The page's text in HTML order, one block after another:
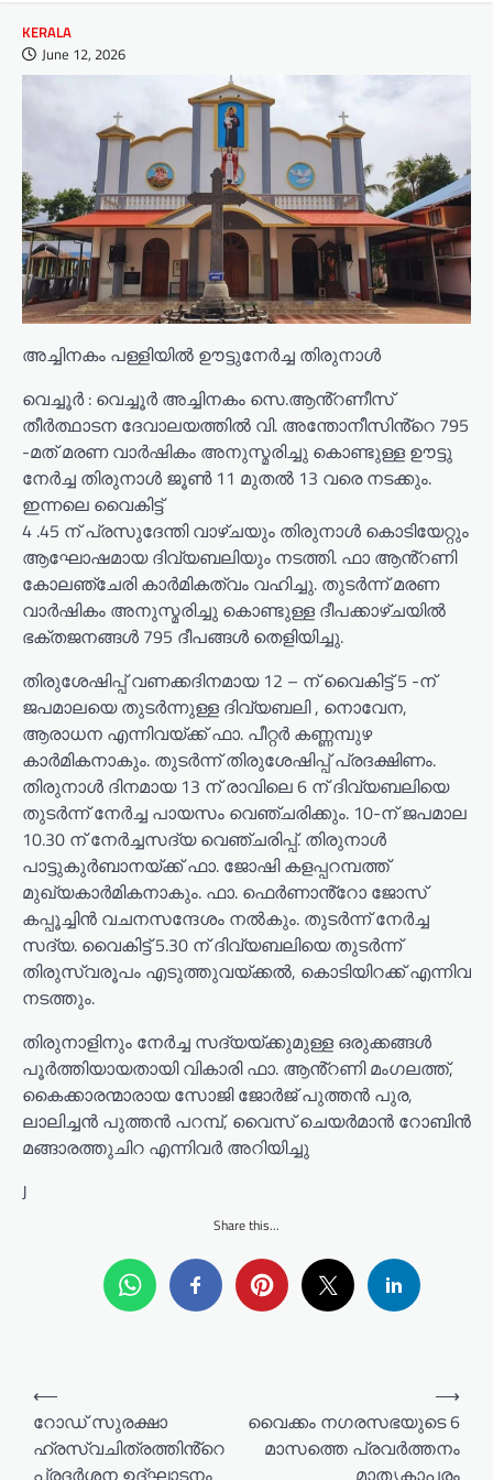
KERALA
June 12, 2026
അച്ചിനകം പള്ളിയിൽ ഊട്ടുനേർച്ച തിരുനാൾ
വെച്ചൂർ : വെച്ചൂർ അച്ചിനകം സെ.ആൻ്റണീസ്
തീർത്ഥാടന ദേവാലയത്തിൽ വി. അന്തോനീസിൻ്റെ 795
-മത് മരണ വാർഷികം അനുസ്മരിച്ചു കൊണ്ടുള്ള ഊട്ടു
നേർച്ച തിരുനാൾ ജൂൺ 11 മുതൽ 13 വരെ നടക്കും.
ഇന്നലെ വൈകിട്ട്
4 .45 ന് പ്രസുദേന്തി വാഴ്ചയും തിരുനാൾ കൊടിയേറ്റും
ആഘോഷമായ ദിവ്യബലിയും നടത്തി. ഫാ ആൻ്റണി
കോലഞ്ചേരി കാർമികത്വം വഹിച്ചു. തുടർന്ന് മരണ
വാർഷികം അനുസ്മരിച്ചു കൊണ്ടുള്ള ദീപക്കാഴ്ചയിൽ
ഭക്തജനങ്ങൾ 795 ദീപങ്ങൾ തെളിയിച്ചു.
തിരുശേഷിപ്പ് വണക്കദിനമായ 12 – ന് വൈകിട്ട് 5 -ന്
ജപമാലയെ തുടർന്നുള്ള ദിവ്യബലി , നൊവേന,
ആരാധന എന്നിവയ്ക്ക് ഫാ. പീറ്റർ കണ്ണമ്പുഴ
കാർമികനാകും. തുടർന്ന് തിരുശേഷിപ്പ് പ്രദക്ഷിണം.
തിരുനാൾ ദിനമായ 13 ന് രാവിലെ 6 ന് ദിവ്യബലിയെ
തുടർന്ന് നേർച്ച പായസം വെഞ്ചരിക്കും. 10-ന് ജപമാല
10.30 ന് നേർച്ചസദ്യ വെഞ്ചരിപ്പ്. തിരുനാൾ
പാട്ടുകുർബാനയ്ക്ക് ഫാ. ജോഷി കളപ്പറമ്പത്ത്
മുഖ്യകാർമികനാകും. ഫാ. ഫെർണാൻ്റോ ജോസ്
കപ്പൂച്ചിൻ വചനസന്ദേശം നൽകും. തുടർന്ന് നേർച്ച
സദ്യ. വൈകിട്ട് 5.30 ന് ദിവ്യബലിയെ തുടർന്ന്
തിരുസ്വരൂപം എടുത്തുവയ്ക്കൽ, കൊടിയിറക്ക് എന്നിവ
നടത്തും.
തിരുനാളിനും നേർച്ച സദ്യയ്ക്കുമുള്ള ഒരുക്കങ്ങൾ
പൂർത്തിയായതായി വികാരി ഫാ. ആൻ്റണി മംഗലത്ത്,
കൈക്കാരന്മാരായ സോജി ജോർജ് പുത്തൻ പുര,
ലാലിച്ചൻ പുത്തൻ പറമ്പ്, വൈസ് ചെയർമാൻ റോബിൻ
മങ്ങാരത്തുചിറ എന്നിവർ അറിയിച്ചു
J
Share this...
⟵
റോഡ് സുരക്ഷാ
ഹ്രസ്വചിത്രത്തിൻ്റെ
പ്രദർശന ഉദ്ഘാടനം
വൈക്കം നഗരസഭയുടെ 6
മാസത്തെ പ്രവർത്തനം
മാതൃകാപരം
⟶